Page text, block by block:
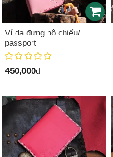
Ví da đựng hộ chiếu/
passport
450,000đ